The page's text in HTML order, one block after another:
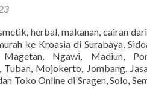
herbal, makanan, cairan
ke Kroasia di Surabaya,
Magetan, Ngawi, Madiun,
Tuban, Mojokerto, Jombang.
Toko Online di Sragen, Solo,